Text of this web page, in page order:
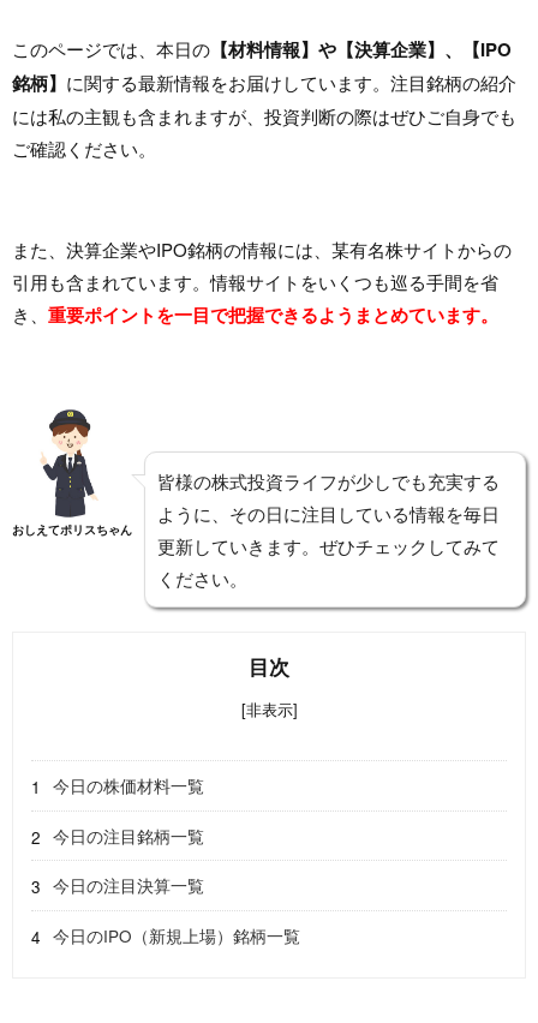
このページでは、本日の 【材料情報】や【決算企業】、【IPO
銘柄】 に関する最新情報をお届けしています。注目銘柄の紹介
には私の主観も含まれますが、投資判断の際はぜひご自身でも
ご確認ください。
また、決算企業やIPO銘柄の情報には、某有名株サイトからの
引用も含まれています。情報サイトをいくつも巡る手間を省
き、 重要ポイントを一目で把握できるようまとめています。
おしえてポリスちゃん
皆様の株式投資ライフが少しでも充実する
ように、その日に注目している情報を毎日
更新していきます。ぜひチェックしてみて
ください。
目次
[非表示]
今日の株価材料一覧
今日の注目銘柄一覧
今日の注目決算一覧
今日のIPO（新規上場）銘柄一覧